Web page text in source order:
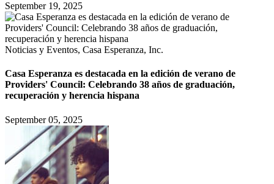
September 19, 2025
Noticias y Eventos, Casa Esperanza, Inc.
Casa Esperanza es destacada en la edición de verano de
Providers' Council: Celebrando 38 años de graduación,
recuperación y herencia hispana
September 05, 2025